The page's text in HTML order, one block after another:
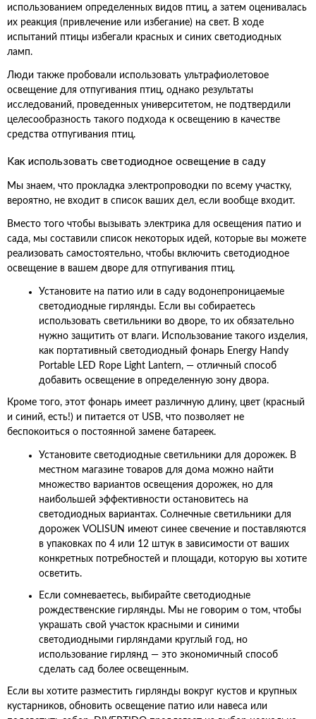
использованием определенных видов птиц, а затем оценивалась
их реакция (привлечение или избегание) на свет. В ходе
испытаний птицы избегали красных и синих светодиодных
ламп.
Люди также пробовали использовать ультрафиолетовое
освещение для отпугивания птиц, однако результаты
исследований, проведенных университетом, не подтвердили
целесообразность такого подхода к освещению в качестве
средства отпугивания птиц.
Как использовать светодиодное освещение в саду
Мы знаем, что прокладка электропроводки по всему участку,
вероятно, не входит в список ваших дел, если вообще входит.
Вместо того чтобы вызывать электрика для освещения патио и
сада, мы составили список некоторых идей, которые вы можете
реализовать самостоятельно, чтобы включить светодиодное
освещение в вашем дворе для отпугивания птиц.
Установите на патио или в саду водонепроницаемые
светодиодные гирлянды. Если вы собираетесь
использовать светильники во дворе, то их обязательно
нужно защитить от влаги. Использование такого изделия,
как портативный светодиодный фонарь Energy Handy
Portable LED Rope Light Lantern, — отличный способ
добавить освещение в определенную зону двора.
Кроме того, этот фонарь имеет различную длину, цвет (красный
и синий, есть!) и питается от USB, что позволяет не
беспокоиться о постоянной замене батареек.
Установите светодиодные светильники для дорожек. В
местном магазине товаров для дома можно найти
множество вариантов освещения дорожек, но для
наибольшей эффективности остановитесь на
светодиодных вариантах. Солнечные светильники для
дорожек VOLISUN имеют синее свечение и поставляются
в упаковках по 4 или 12 штук в зависимости от ваших
конкретных потребностей и площади, которую вы хотите
осветить.
Если сомневаетесь, выбирайте светодиодные
рождественские гирлянды. Мы не говорим о том, чтобы
украшать свой участок красными и синими
светодиодными гирляндами круглый год, но
использование гирлянд — это экономичный способ
сделать сад более освещенным.
Если вы хотите разместить гирлянды вокруг кустов и крупных
кустарников, обновить освещение патио или навеса или